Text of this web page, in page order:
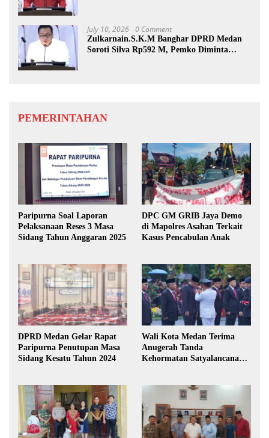
July 10, 2026 0 Comment
Zulkarnain.S.K.M Banghar DPRD Medan
Soroti Silva Rp592 M, Pemko Diminta
PEMERINTAHAN
Paripurna Soal Laporan
Pelaksanaan Reses 3 Masa
Sidang Tahun Anggaran 2025
DPC GM GRIB Jaya Demo
di Mapolres Asahan Terkait
Kasus Pencabulan Anak
DPRD Medan Gelar Rapat
Paripurna Penutupan Masa
Sidang Kesatu Tahun 2024
Wali Kota Medan Terima
Anugerah Tanda
Kehormatan Satyalancana